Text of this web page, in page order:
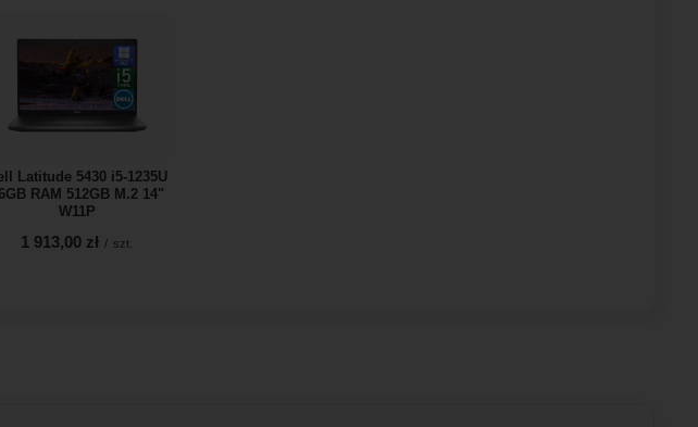
Latitude 5430 i5-1235U
RAM 512GB M.2 14"
W11P
1 913,00 zł / szt.